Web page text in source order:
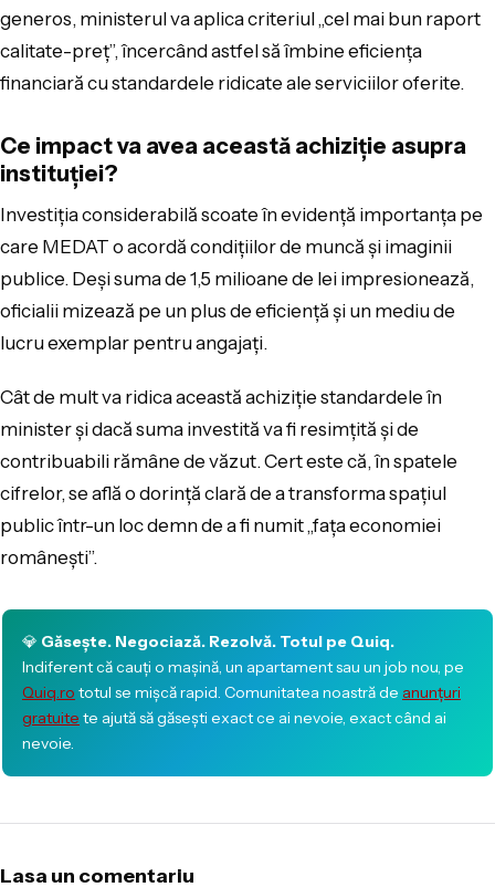
generos, ministerul va aplica criteriul „cel mai bun raport
calitate-preț”, încercând astfel să îmbine eficiența
financiară cu standardele ridicate ale serviciilor oferite.
Ce impact va avea această achiziție asupra
instituției?
Investiția considerabilă scoate în evidență importanța pe
care MEDAT o acordă condițiilor de muncă și imaginii
publice. Deși suma de 1,5 milioane de lei impresionează,
oficialii mizează pe un plus de eficiență și un mediu de
lucru exemplar pentru angajați.
Cât de mult va ridica această achiziție standardele în
minister și dacă suma investită va fi resimțită și de
contribuabili rămâne de văzut. Cert este că, în spatele
cifrelor, se află o dorință clară de a transforma spațiul
public într-un loc demn de a fi numit „fața economiei
românești”.
💎 Găsește. Negociază. Rezolvă. Totul pe Quiq.
Indiferent că cauți o mașină, un apartament sau un job nou, pe
Quiq.ro totul se mișcă rapid. Comunitatea noastră de anunțuri
gratuite te ajută să găsești exact ce ai nevoie, exact când ai
nevoie.
Lasa un comentariu